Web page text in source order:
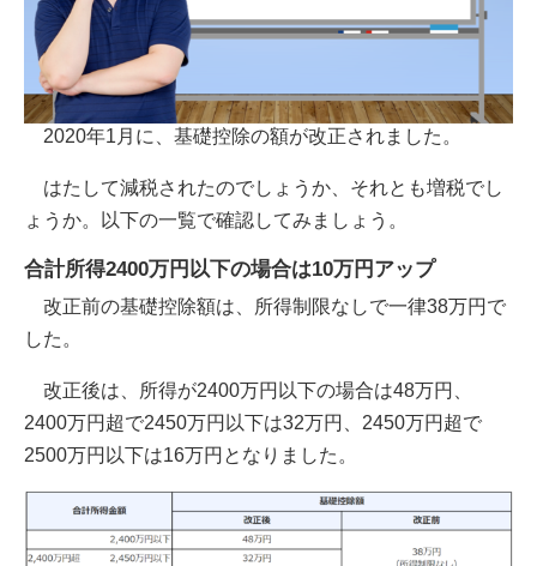
2020年1月に、基礎控除の額が改正されました。
はたして減税されたのでしょうか、それとも増税でし
ょうか。以下の一覧で確認してみましょう。
合計所得2400万円以下の場合は10万円アップ
改正前の基礎控除額は、所得制限なしで一律38万円で
した。
改正後は、所得が2400万円以下の場合は48万円、
2400万円超で2450万円以下は32万円、2450万円超で
2500万円以下は16万円となりました。